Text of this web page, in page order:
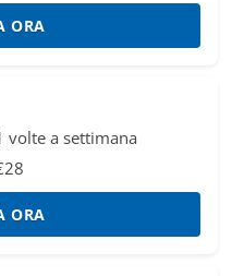
ORA
volte a settimana
ORA